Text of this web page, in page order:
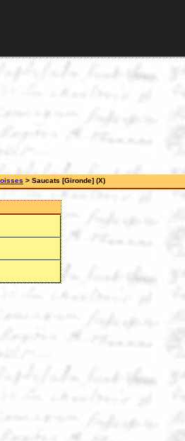
> Saucats [Gironde] (X)